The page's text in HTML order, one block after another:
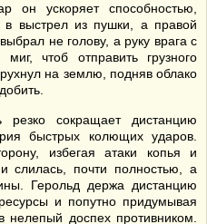
он ускоряет способностью,
в выстрел из пушки, а правой
не голову, а руку врага с
чтоб отправить грузного
на землю, подняв облако
сокращает дистанцию
быстрых колющих ударов.
избегая атаки копья и
слилась, почти полностью, а
Герольд держа дистанцию
и попутно придумывая
доспех противником.